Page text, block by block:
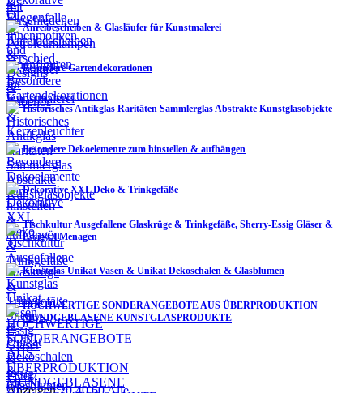
Anreibescheiben & Glasläufer für Kunstmalerei
Besondere Gartendekorationen
Historisches Antikglas Raritäten Sammlerglas Abstrakte Kunstglasobjekte
Besondere Dekoelemente zum hinstellen & aufhängen
Dekorative XXL Deko & Trinkgefäße
Tischkultur Ausgefallene Glaskrüge & Trinkgefäße, Sherry-Essig Gläser &
Essig/Öl Menagen
Kunstglas Unikat Vasen & Unikat Dekoschalen & Glasblumen
HOCHWERTIGE SONDERANGEBOTE AUS ÜBERPRODUKTION
MUNDGEBLASENE KUNSTGLASPRODUKTE
Filter
Anzeigen204060Alle